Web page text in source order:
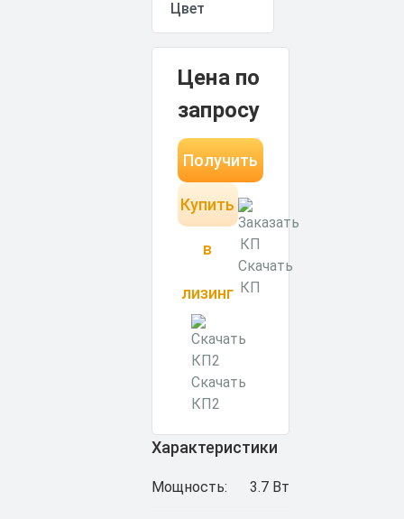
Характеристики
Мощность: 3.7 Вт
Цена по
запросу
Получить
КП за 15
минут
Купить
в
лизинг
Скачать
КП
Скачать
КП2